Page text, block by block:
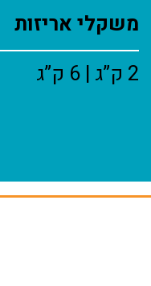
משקלי אריזות
2 ק”ג | 6 ק”ג